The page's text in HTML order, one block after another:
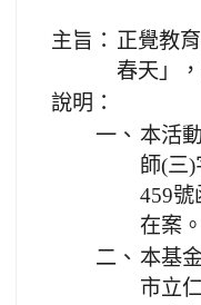
主旨： 正覺教
春天」
說明：
一、 本活
師(三
459號
在案。
二、 本基
市立